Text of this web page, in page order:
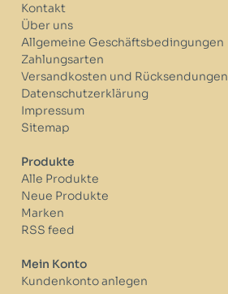
Kontakt
Über uns
Allgemeine Geschäftsbedingungen
Zahlungsarten
Versandkosten und Rücksendungen
Datenschutzerklärung
Impressum
Sitemap
Produkte
Alle Produkte
Neue Produkte
Marken
RSS feed
Mein Konto
Kundenkonto anlegen